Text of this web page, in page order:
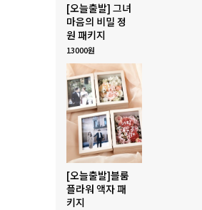
[오늘출발] 그녀
마음의 비밀 정
원 패키지
13000원
[오늘출발]블룸
플라워 액자 패
키지